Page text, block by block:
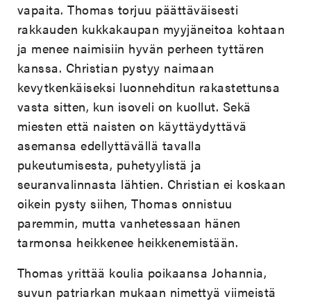
vapaita. Thomas torjuu päättäväisesti
rakkauden kukkakaupan myyjäneitoa kohtaan
ja menee naimisiin hyvän perheen tyttären
kanssa. Christian pystyy naimaan
kevytkenkäiseksi luonnehditun rakastettunsa
vasta sitten, kun isoveli on kuollut. Sekä
miesten että naisten on käyttäydyttävä
asemansa edellyttävällä tavalla
pukeutumisesta, puhetyylistä ja
seuranvalinnasta lähtien. Christian ei koskaan
oikein pysty siihen, Thomas onnistuu
paremmin, mutta vanhetessaan hänen
tarmonsa heikkenee heikkenemistään.
Thomas yrittää koulia poikaansa Johannia,
suvun patriarkan mukaan nimettyä viimeistä